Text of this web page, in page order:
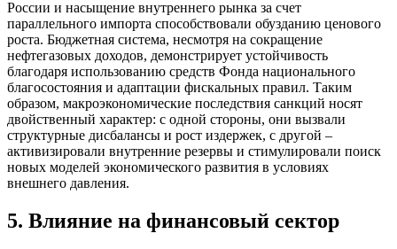
России и насыщение внутреннего рынка за счет
параллельного импорта способствовали обузданию ценового
роста. Бюджетная система, несмотря на сокращение
нефтегазовых доходов, демонстрирует устойчивость
благодаря использованию средств Фонда национального
благосостояния и адаптации фискальных правил. Таким
образом, макроэкономические последствия санкций носят
двойственный характер: с одной стороны, они вызвали
структурные дисбалансы и рост издержек, с другой –
активизировали внутренние резервы и стимулировали поиск
новых моделей экономического развития в условиях
внешнего давления.
5. Влияние на финансовый сектор